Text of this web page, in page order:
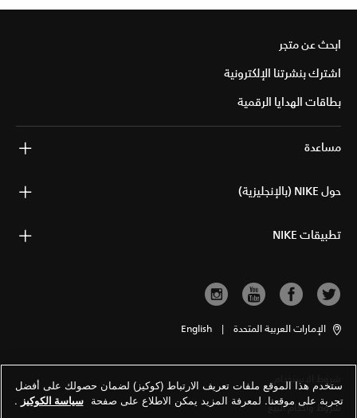
ابحث عن متجر
اشترك بنشرتنا الإلكترونية
بطاقات الهدايا الرقمية
مساعدة
حول NIKE (بالإنجليزية)
تطبيقات NIKE
الإمارات العربية المتحدة |
English
شروط الاستخدام
شروط وأحكام البيع
ستخدم هذا الموقع ملفات تعريف الارتباط (كوكيز) لضمان حصولك على أفضل
تجربة على موقعنا. لمعرفة المزيد يمكن الاطلاع على صفحة سياسة الكوكيز .